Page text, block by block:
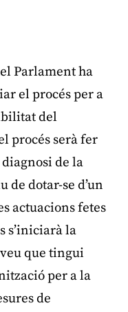
Parlament ha
el procés per a
del
procés serà fer
de la
de dotar-se d’un
actuacions fetes
s’iniciarà la
que tingui
per a la
de